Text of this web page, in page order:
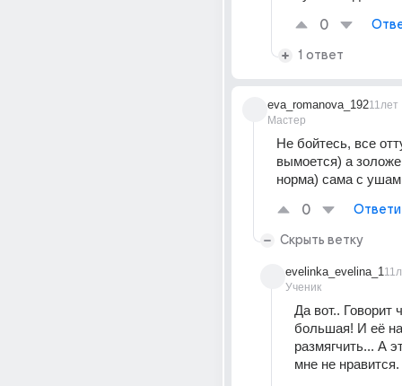
0
1 ответ
eva_romanova_192
Мастер
11лет
Не бойтесь, все
вымоется) а
норма) сама с
0
Скрыть ветку
evelinka_evelina_1
Ученик
Да вот.. Говорит
большая! И её
размягчить... А
мне не нравится.